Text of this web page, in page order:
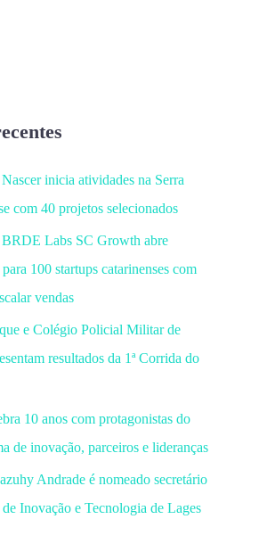
inicia atividades na Serra
com 40 projetos selecionados
BRDE Labs SC Growth abre
100 startups catarinenses com
vendas
e Colégio Policial Militar de
resultados da 1ª Corrida do
10 anos com protagonistas do
de inovação, parceiros e lideranças
Andrade é nomeado secretário
Inovação e Tecnologia de Lages